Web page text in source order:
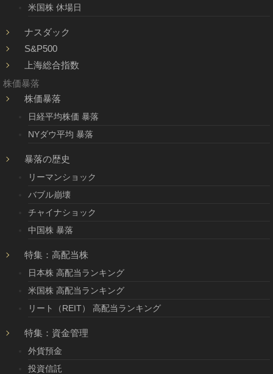
米国株 休場日
ナスダック
S&P500
上海総合指数
株価暴落
株価暴落
日経平均株価 暴落
NYダウ平均 暴落
暴落の歴史
リーマンショック
バブル崩壊
チャイナショック
中国株 暴落
特集：高配当株
日本株 高配当ランキング
米国株 高配当ランキング
リート（REIT） 高配当ランキング
特集：資金管理
外貨預金
投資信託